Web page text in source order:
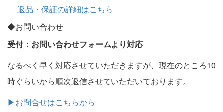
∟ 返品・保証の詳細はこちら
◆お問い合わせ
受付：お問い合わせフォームより対応
なるべく早く対応させていただきますが、現在のところ10
時ぐらいから順次返信させていただいております。
▶お問合せはこちらから